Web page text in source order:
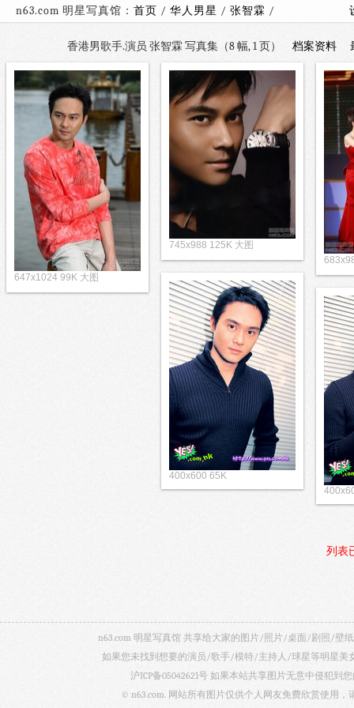
n63.com 明星写真馆： 首页 / 华人男星 / 张智霖 /
香港男歌手.演员 张智霖 写真集（8 幅, 1 页） 档案资料
647x1024 99K 大图
745x988 125K 大图
400x600 65K
列表
n63.com 明星写真馆 共享给大家的图片/照片/桌面/剧照/壁
如果您未找到想要的演员/歌手/模特/主持人/球星等明星美
沪ICP备05042621号 如果本站共享图片无意中侵犯到
© n63.com. 网站所有图片仅供个人网友免费欣赏使用